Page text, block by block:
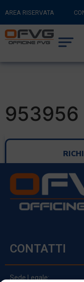
AREA RISERVATA
RITORNA AL
CARRELLO
953956
CONTATTI
Sede Legale: